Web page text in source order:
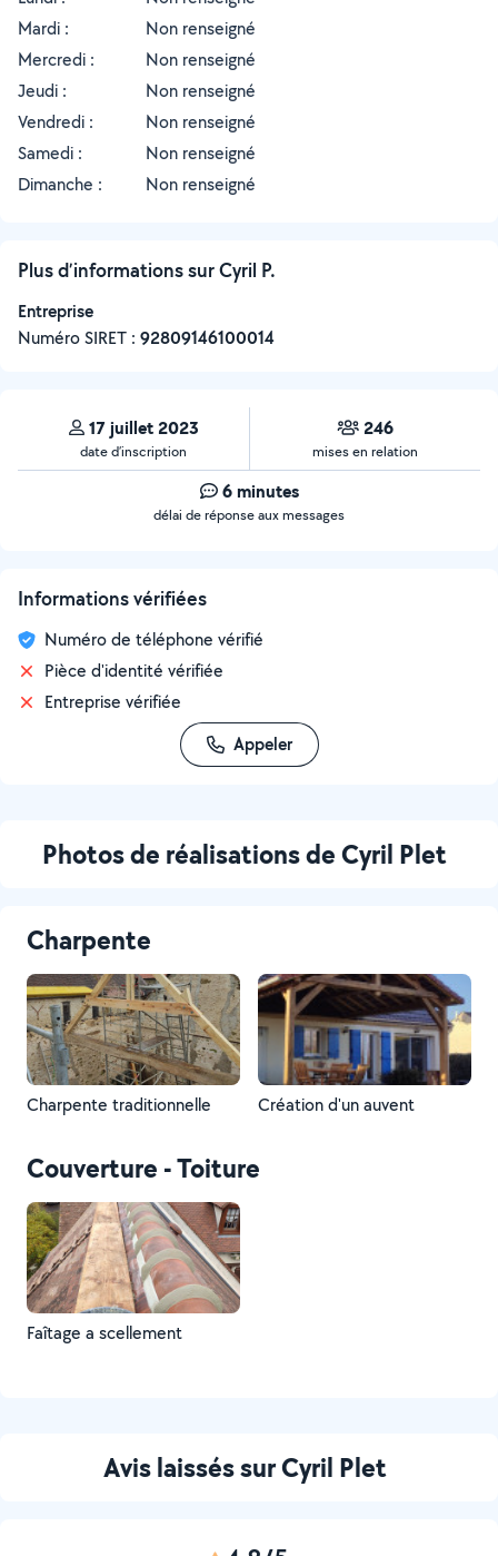
Mardi :
Non renseigné
Mercredi :
Non renseigné
Jeudi :
Non renseigné
Vendredi :
Non renseigné
Samedi :
Non renseigné
Dimanche :
Non renseigné
Plus d’informations sur Cyril P.
Entreprise
Numéro SIRET : ‍92809146100014
17 juillet 2023
date d’inscription
246
mises en relation
6 minutes
délai de réponse aux messages
Informations vérifiées
Numéro de téléphone vérifié
Pièce d'identité vérifiée
Entreprise vérifiée
Appeler
Photos de réalisations de Cyril Plet
Charpente
Charpente traditionnelle Création d'un auvent
Couverture - Toiture
Faîtage a scellement
Avis laissés sur Cyril Plet